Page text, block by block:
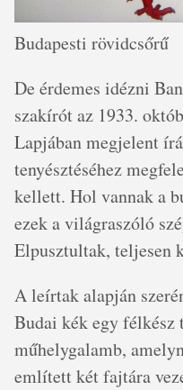
Budapesti rövidcsőrű
De érdemes idézni
szakírót az 1933.
Lapjában megjelent
tenyésztéséhez
kellett. Hol vannak a
ezek a világraszóló
Elpusztultak, teljesen
A leírtak alapján
Budai kék egy
műhelygalamb,
említett két fajtára